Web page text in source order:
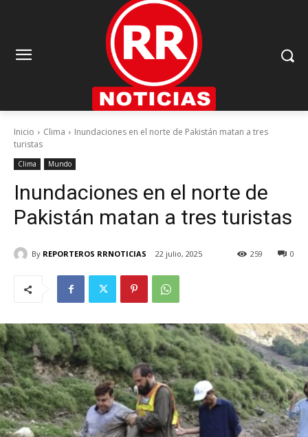
Inicio Clima
Inundaciones en el norte de Pakistán matan a tres
turistas
Clima Mundo
Inundaciones en el norte de
Pakistán matan a tres turistas
By REPORTEROS RRNOTICIAS 22 julio, 2025 0
259